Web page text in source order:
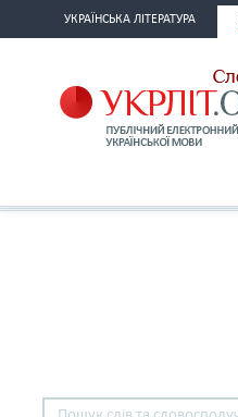
УКРАЇНСЬКА ЛІТЕРАТУРА